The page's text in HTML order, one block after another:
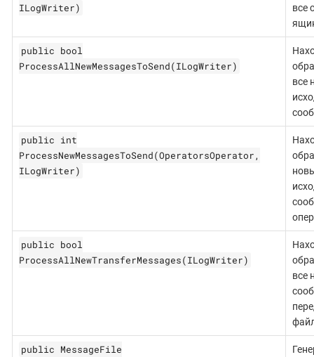
ILogWriter)
все
public bool
ProcessAllNewMessagesToSend(ILogWriter)
все
public int
ProcessNewMessagesToSend(OperatorsOperator,
ILogWriter)
public bool
ProcessAllNewTransferMessages(ILogWriter)
все
public MessageFile